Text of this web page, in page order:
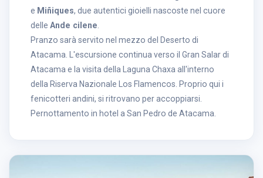
e Miñiques, due autentici gioielli nascoste nel cuore
delle Ande cilene
Pranzo sarà servito nel mezzo del Deserto di
Atacama. L'escursione continua verso il Gran Salar di
Atacama e la visita della Laguna Chaxa all'interno
della Riserva Nazionale Los Flamencos. Proprio qui i
fenicotteri andini, si ritrovano per accoppiarsi.
Pernottamento in hotel a San Pedro de Atacama.